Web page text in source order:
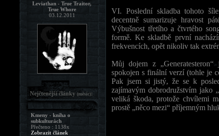
VI. Poslední skladba tohoto
decentně sumarizuje hravost
Výbušnost třetího a čtvrtého
formě. Ke skladbě první
frekvencích, opět nikoliv tak
Můj dojem z
spokojen s finální verzí (tohle je
Pak jsem si jistý, že se k
zajímavým dobrodružstvím jako
veliká škoda, protože chvílemi
prostě „něco mezi“ příjemným
Leviathan - True Traitor,
True Whore
03.12.2011
Nejčtenější články (měsíc):
Kmeny - kniha o
subkulturách
Přečteno : 1138x
Zobrazit článek